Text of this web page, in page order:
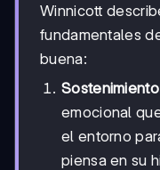
Winnicott
fundamentales
buena:
Sostenimiento
emocional
el entorno
piensa en su